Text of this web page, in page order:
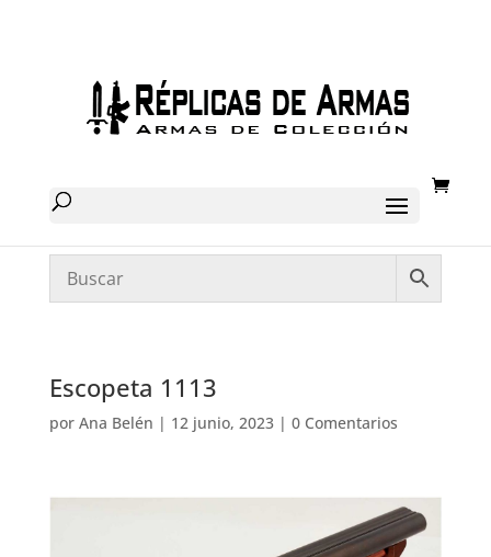
Escopeta 1113
por Ana Belén | 12 junio, 2023| 0 Comentarios